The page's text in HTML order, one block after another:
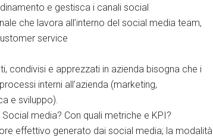
e gestisca i canali social
che lavora all’interno del social media team,
service
condivisi e apprezzati in azienda bisogna che i
interni all’azienda (marketing,
e sviluppo).
media? Con quali metriche e KPI?
effettivo generato dai social media; la modalità